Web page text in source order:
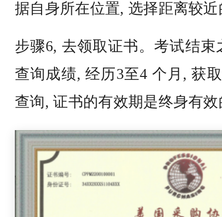
据自身所在位置, 选择距离较
步骤6, 去领取证书。考试结束
查询成绩, 经历3至4 个月, 获
查询, 证书的有效期是终身有效